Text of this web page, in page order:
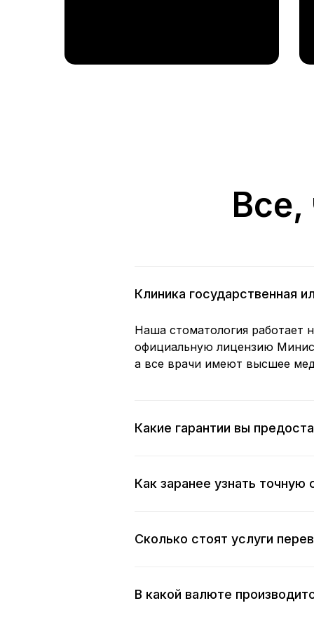
Все,
Клиника государственная
Наша стоматология работает
официальную лицензию
а все врачи имеют высшее
Какие гарантии вы
Как заранее узнать точную
Сколько стоят услуги
В какой валюте